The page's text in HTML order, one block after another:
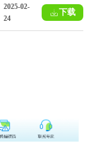
2025-02-
24
下载